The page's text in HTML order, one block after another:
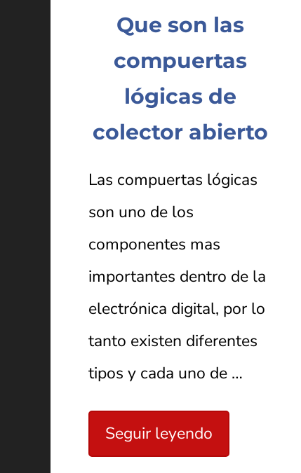
Que son las
compuertas
lógicas de
colector abierto
Las compuertas lógicas
son uno de los
componentes mas
importantes dentro de la
electrónica digital, por lo
tanto existen diferentes
tipos y cada uno de …
Seguir leyendo